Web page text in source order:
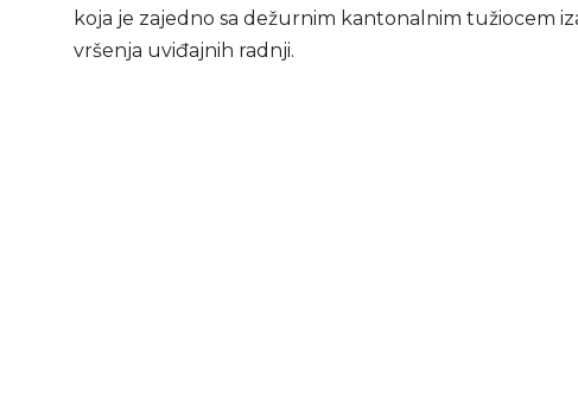
koja je zajedno sa dežurnim kantonalnim tužiocem
vršenja uviđajnih radnji.